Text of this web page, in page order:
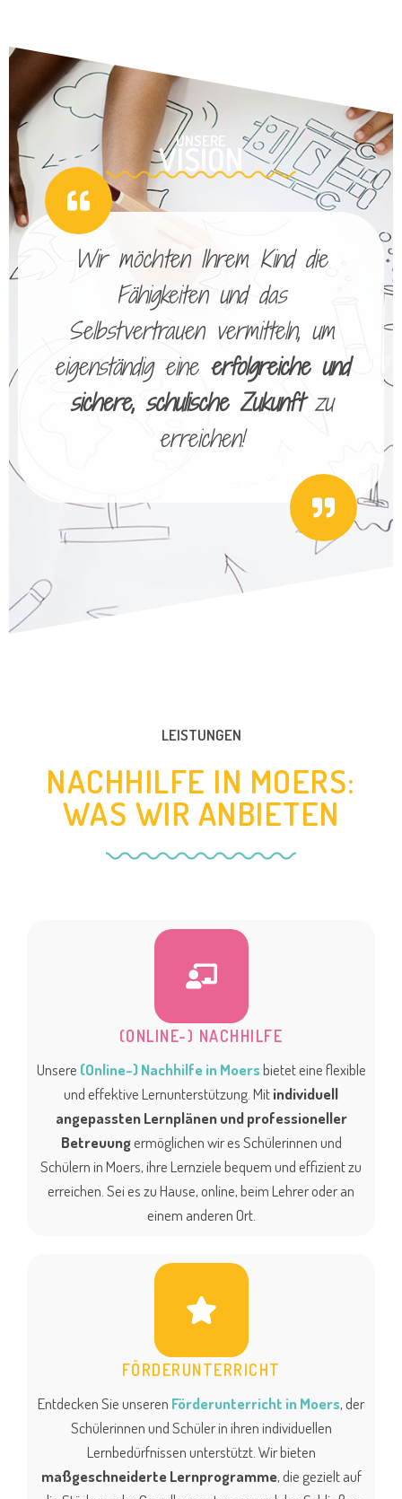
UNSERE
VISION
Wir möchten Ihrem Kind die
Fähigkeiten und das
Selbstvertrauen vermitteln, um
eigenständig eine erfolgreiche und
sichere, schulische Zukunftzu
erreichen!
LEISTUNGEN
NACHHILFE IN MOERS:
WAS WIR ANBIETEN
(ONLINE-) NACHHILFE
Unsere (Online-) Nachhilfe in Moersbietet eine flexible
und effektive Lernunterstützung. Mitindividuell
angepassten Lernplänen und professioneller
Betreuungermöglichen wir es Schülerinnen und
Schülern in Moers, ihre Lernziele bequem und effizient zu
erreichen. Sei es zu Hause, online, beim Lehrer oder an
einem anderen Ort.
FÖRDERUNTERRICHT
Entdecken Sie unseren Förderunterricht in Moers, der
Schülerinnen und Schüler in ihren individuellen
Lernbedürfnissen unterstützt. Wir bieten
maßgeschneiderte Lernprogramme, die gezielt auf